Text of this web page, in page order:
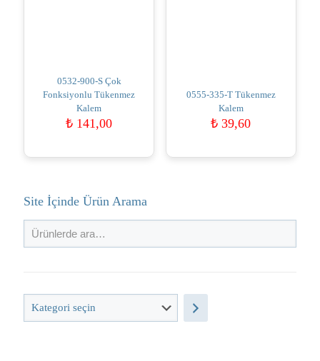
0532-900-S Çok
Fonksiyonlu Tükenmez
Kalem
₺ 141,00
0555-335-T Tükenmez
Kalem
₺ 39,60
Site İçinde Ürün Arama
Kategori